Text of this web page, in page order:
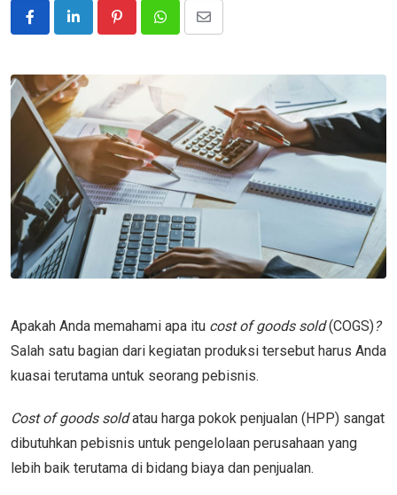
PinterestWhatsappShare
Apakah Anda memahami apa itu cost of goods sold(COGS)?
Salah satu bagian dari kegiatan produksi tersebut harus Anda
kuasai terutama untuk seorang pebisnis.
Cost of goods soldatau harga pokok penjualan (HPP) sangat
dibutuhkan pebisnis untuk pengelolaan perusahaan yang
lebih baik terutama di bidang biaya dan penjualan.